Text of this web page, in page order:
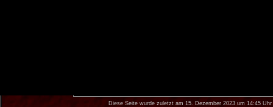
Diese Seite wurde zuletzt am 15. Dezember 2023 um 14:45 Uhr